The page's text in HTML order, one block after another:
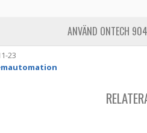
ANVÄND ONTECH
23